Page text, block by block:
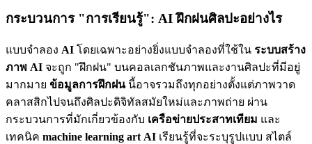
กระบวนการ "การเรียนรู้": AI ฝึกฝนศิลปะอย่างไร
แบบจำลอง AI โดยเฉพาะอย่างยิ่งแบบจำลองที่ใช้ใน ระบบสร้าง
ภาพ AI จะถูก "ฝึกฝน" บนคอลเลกชันภาพและงานศิลปะที่มีอยู่
มากมาย ข้อมูลการฝึกฝนนี้อาจรวมถึงทุกอย่างตั้งแต่ภาพวาด
คลาสสิกไปจนถึงศิลปะดิจิทัลสมัยใหม่และภาพถ่าย ผ่าน
กระบวนการที่มักเกี่ยวข้องกับ เครือข่ายประสาทเทียม และ
เทคนิค machine learning art AI เรียนรู้ที่จะระบุรูปแบบ สไตล์